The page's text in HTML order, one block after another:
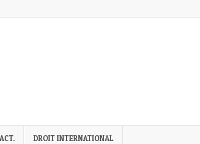
DROIT INTERNATIONAL